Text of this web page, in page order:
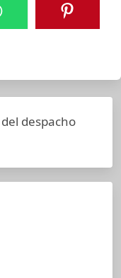
despacho